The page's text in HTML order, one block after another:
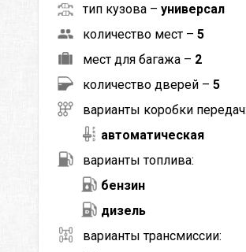
тип кузова – универсал
количество мест – 5
мест для багажа – 2
количество дверей – 5
варианты коробки передач:
автоматическая
варианты топлива:
бензин
дизель
варианты трансмиссии: